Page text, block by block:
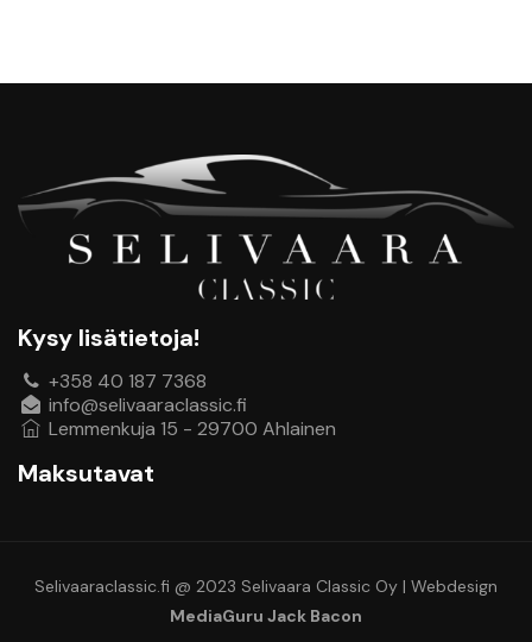
Kysy lisätietoja!
+358 40 187 7368
info@selivaaraclassic.fi
Lemmenkuja 15 - 29700 Ahlainen
Maksutavat
Selivaaraclassic.fi @ 2023 Selivaara Classic Oy | Webdesign
MediaGuru Jack Bacon